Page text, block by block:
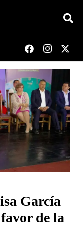
García
de la